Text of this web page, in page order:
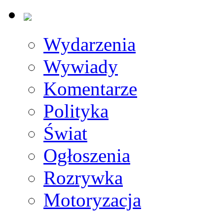
Wydarzenia
Wywiady
Komentarze
Polityka
Świat
Ogłoszenia
Rozrywka
Motoryzacja